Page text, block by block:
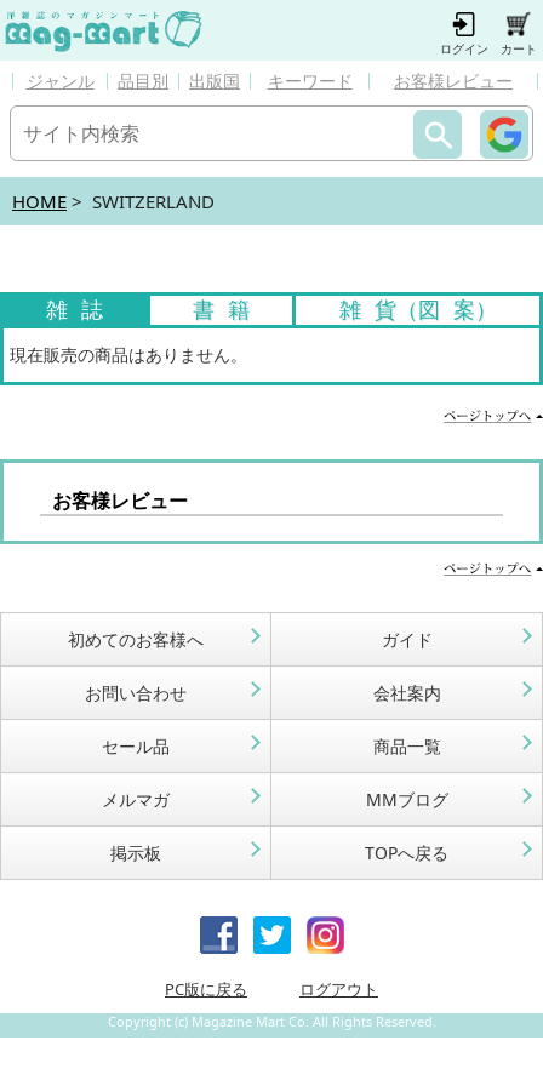
ログイン カート
ジャンル 品目別 出版国 キーワード お客様レビュー
HOME > SWITZERLAND
雑 誌 書 籍 雑 貨（図 案）
現在販売の商品はありません。
お客様レビュー
初めてのお客様へ ガイド
お問い合わせ 会社案内
セール品 商品一覧
メルマガ MMブログ
掲示板 TOPへ戻る
PC版に戻る ログアウト
Copyright (c) Magazine Mart Co. All Rights Reserved.